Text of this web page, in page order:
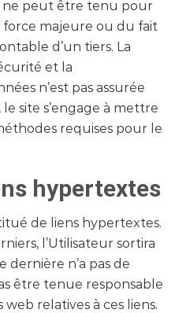
ne peut être tenu pour
force majeure ou du fait
d’un tiers. La
et la
n’est pas assurée
site s’engage à mettre
requises pour le
hypertextes
de liens hypertextes.
l’Utilisateur sortira
dernière n’a pas de
être tenue responsable
relatives à ces liens.